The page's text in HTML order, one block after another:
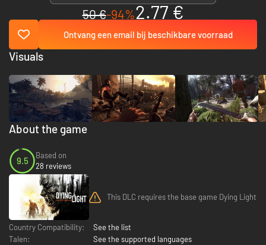
50 €-94%2.77 €
Ontvang een email bij beschikbare voorraad
About the game
9.5
Based on
28 reviews
This DLC requires the base game Dying Light
Country Compatibility:
See the list
Talen:
See the supported languages
Visuals